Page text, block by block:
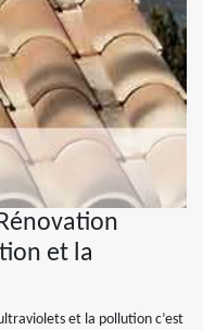
et la
et la pollution c’est